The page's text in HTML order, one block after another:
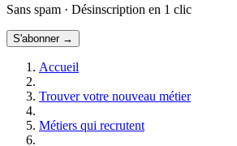
15 métiers sans diplôme qui recrutent
Ces vieux métiers qui recrutent
Sans spam · Désinscription en 1 clic
S'abonner →
Accueil
Trouver votre nouveau métier
Métiers qui recrutent